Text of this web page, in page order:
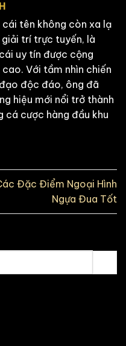
cái tên không còn xa lạ
trí trực tuyến, là
uy tín được cộng
Với tầm nhìn chiến
độc đáo, ông đã
hiệu mới nổi trở thành
cá cược hàng đầu khu
Đặc Điểm Ngoại Hình
Ngựa Đua Tốt